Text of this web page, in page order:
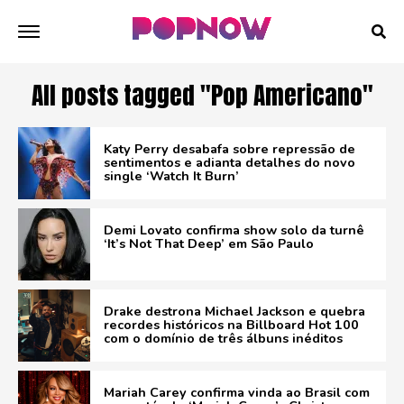
All posts tagged "Pop Americano"
Katy Perry desabafa sobre repressão de
sentimentos e adianta detalhes do novo
single ‘Watch It Burn’
Demi Lovato confirma show solo da turnê
‘It’s Not That Deep’ em São Paulo
Drake destrona Michael Jackson e quebra
recordes históricos na Billboard Hot 100
com o domínio de três álbuns inéditos
Mariah Carey confirma vinda ao Brasil com